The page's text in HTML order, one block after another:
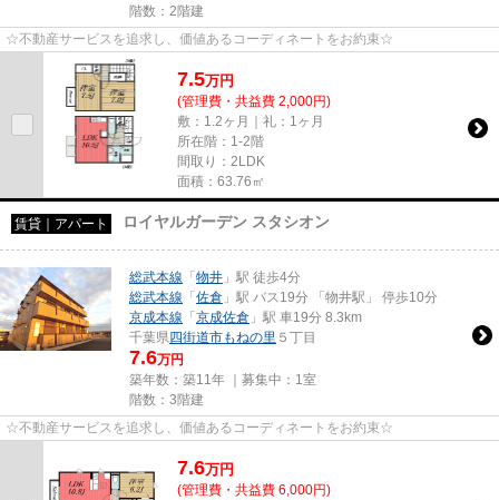
階数：2階建
☆不動産サービスを追求し、価値あるコーディネートをお約束☆
7.5万円
(管理費・共益費 2,000円)
敷：1.2ヶ月｜礼：1ヶ月
所在階：1-2階
間取り：2LDK
面積：63.76㎡
賃貸｜アパート ロイヤルガーデン スタシオン
総武本線 「物井 」駅 徒歩4分
総武本線 「佐倉 」駅 バス19分 「物井駅」 停歩10分
京成本線 「京成佐倉 」駅 車19分 8.3km
千葉県四街道市もねの里 ５丁目
7.6万円
築年数：築11年 ｜募集中： 1室
階数：3階建
☆不動産サービスを追求し、価値あるコーディネートをお約束☆
7.6万円
(管理費・共益費 6,000円)